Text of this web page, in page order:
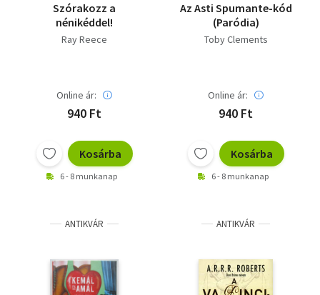
Szórakozz a
nénikéddel!
Ray Reece
Online ár:
940 Ft
Kosárba
6 - 8 munkanap
Az Asti Spumante-kód
(Paródia)
Toby Clements
Online ár:
940 Ft
Kosárba
6 - 8 munkanap
ANTIKVÁR ANTIKVÁR